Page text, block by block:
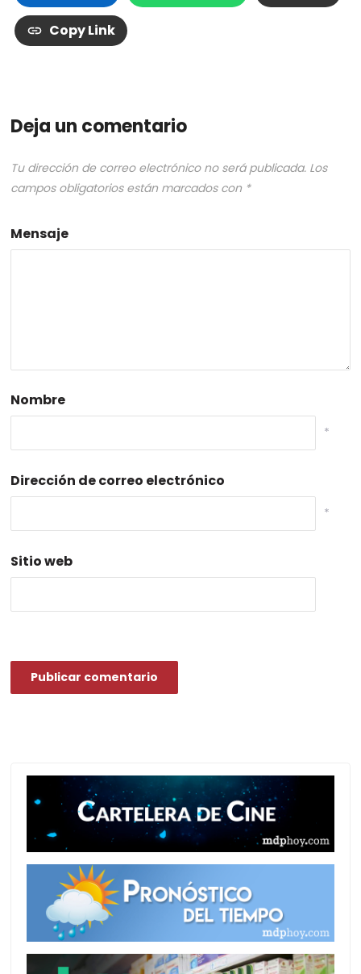
Copy Link
Deja un comentario
Tu dirección de correo electrónico no será publicada. Los
campos obligatorios están marcados con *
Mensaje
Nombre
*
Dirección de correo electrónico
*
Sitio web